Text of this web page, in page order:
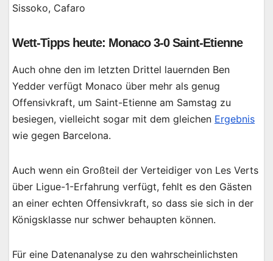
Sissoko, Cafaro
Wett-Tipps heute: Monaco 3-0 Saint-Etienne
Auch ohne den im letzten Drittel lauernden Ben
Yedder verfügt Monaco über mehr als genug
Offensivkraft, um Saint-Etienne am Samstag zu
besiegen, vielleicht sogar mit dem gleichen Ergebnis
wie gegen Barcelona.
Auch wenn ein Großteil der Verteidiger von Les Verts
über Ligue-1-Erfahrung verfügt, fehlt es den Gästen
an einer echten Offensivkraft, so dass sie sich in der
Königsklasse nur schwer behaupten können.
Für eine Datenanalyse zu den wahrscheinlichsten